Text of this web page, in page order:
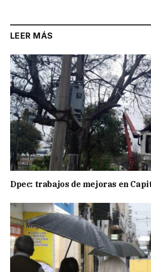
LEER MÁS
Dpec: trabajos de mejoras en